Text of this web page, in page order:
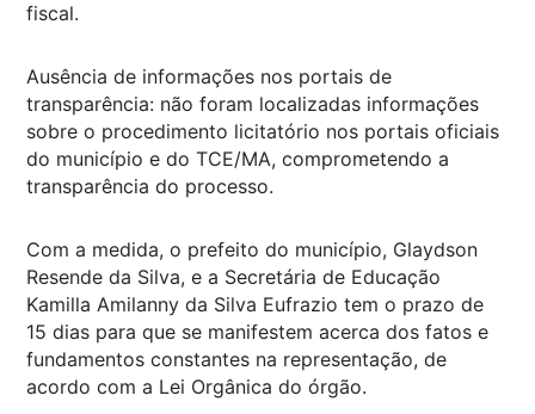
fiscal.
Ausência de informações nos portais de
transparência: não foram localizadas informações
sobre o procedimento licitatório nos portais oficiais
do município e do TCE/MA, comprometendo a
transparência do processo.
Com a medida, o prefeito do município, Glaydson
Resende da Silva, e a Secretária de Educação
Kamilla Amilanny da Silva Eufrazio tem o prazo de
15 dias para que se manifestem acerca dos fatos e
fundamentos constantes na representação, de
acordo com a Lei Orgânica do órgão.